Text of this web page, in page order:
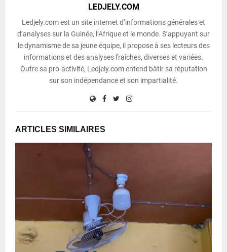
LEDJELY.COM
Ledjely.com est un site internet d’informations générales et
d’analyses sur la Guinée, l’Afrique et le monde. S’appuyant sur
le dynamisme de sa jeune équipe, il propose à ses lecteurs des
informations et des analyses fraîches, diverses et variées.
Outre sa pro-activité, Ledjely.com entend bâtir sa réputation
sur son indépendance et son impartialité.
ARTICLES SIMILAIRES